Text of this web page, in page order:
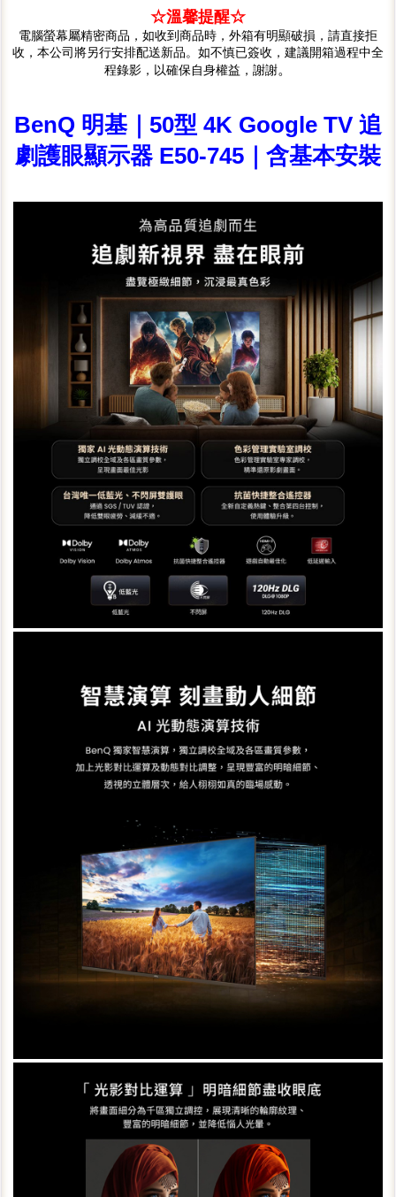
☆溫馨提醒☆
電腦螢幕屬精密商品，如收到商品時，外箱有明顯破損，請直接拒
收，本公司將另行安排配送新品。如不慎已簽收，建議開箱過程中全
程錄影，以確保自身權益，謝謝。
BenQ 明基｜50型 4K Google TV 追
劇護眼顯示器 E50-745｜含基本安裝